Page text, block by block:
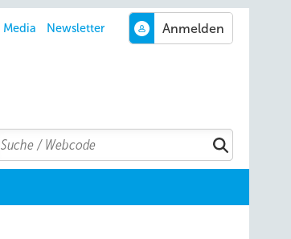
Media Newsletter
Search
Suchen